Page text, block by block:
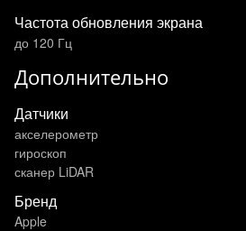
Частота обновления экрана
до 120 Гц
Дополнительно
Датчики
акселерометр
гироскоп
сканер LiDAR
Бренд
Apple